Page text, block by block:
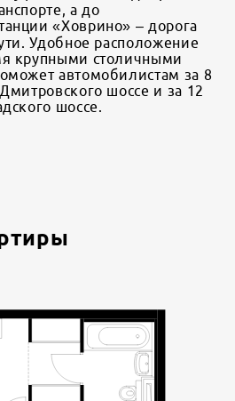
а до
«Ховрино» – дорога
Удобное расположение
крупными столичными
автомобилистам за 8
шоссе и за 12
шоссе.